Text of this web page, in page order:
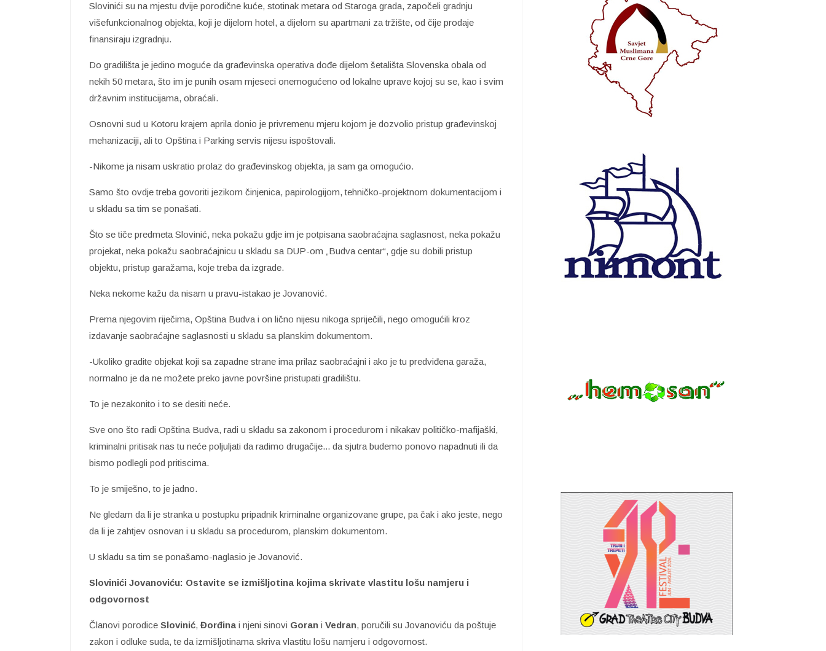
Slovinići su na mjestu dvije porodične kuće, stotinak metara od Staroga grada, započeli gradnju
višefunkcionalnog objekta, koji je dijelom hotel, a dijelom su apartmani za tržište, od čije prodaje
finansiraju izgradnju.
Do gradilišta je jedino moguće da građevinska operativa dođe dijelom šetališta Slovenska obala od
nekih 50 metara, što im je punih osam mjeseci onemogućeno od lokalne uprave kojoj su se, kao i svim
državnim institucijama, obraćali.
Osnovni sud u Kotoru krajem aprila donio je privremenu mjeru kojom je dozvolio pristup građevinskoj
mehanizaciji, ali to Opština i Parking servis nijesu ispoštovali.
-Nikome ja nisam uskratio prolaz do građevinskog objekta, ja sam ga omogućio.
Samo što ovdje treba govoriti jezikom činjenica, papirologijom, tehničko-projektnom dokumentacijom i
u skladu sa tim se ponašati.
Što se tiče predmeta Slovinić, neka pokažu gdje im je potpisana saobraćajna saglasnost, neka pokažu
projekat, neka pokažu saobraćajnicu u skladu sa DUP-om „Budva centar“, gdje su dobili pristup
objektu, pristup garažama, koje treba da izgrade.
Neka nekome kažu da nisam u pravu-istakao je Jovanović.
Prema njegovim riječima, Opština Budva i on lično nijesu nikoga spriječili, nego omogućili kroz
izdavanje saobraćajne saglasnosti u skladu sa planskim dokumentom.
-Ukoliko gradite objekat koji sa zapadne strane ima prilaz saobraćajni i ako je tu predviđena garaža,
normalno je da ne možete preko javne površine pristupati gradilištu.
To je nezakonito i to se desiti neće.
Sve ono što radi Opština Budva, radi u skladu sa zakonom i procedurom i nikakav političko-mafijaški,
kriminalni pritisak nas tu neće poljuljati da radimo drugačije... da sjutra budemo ponovo napadnuti ili da
bismo podlegli pod pritiscima.
To je smiješno, to je jadno.
Ne gledam da li je stranka u postupku pripadnik kriminalne organizovane grupe, pa čak i ako jeste, nego
da li je zahtjev osnovan i u skladu sa procedurom, planskim dokumentom.
U skladu sa tim se ponašamo-naglasio je Jovanović.
Slovinići Jovanoviću: Ostavite se izmišljotina kojima skrivate vlastitu lošu namjeru i
odgovornost
Članovi porodice Slovinić, Đorđina i njeni sinovi Goran i Vedran, poručili su Jovanoviću da poštuje
zakon i odluke suda, te da izmišljotinama skriva vlastitu lošu namjeru i odgovornost.